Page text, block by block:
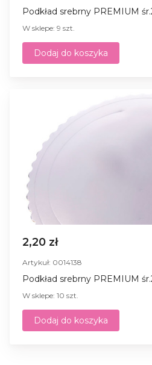
Podkład srebrny PREMIUM
W sklepe: 9 szt.
Dodaj do koszyka
2,20 zł
Artykuł: 0014138
Podkład srebrny PREMIUM
W sklepe: 10 szt.
Dodaj do koszyka